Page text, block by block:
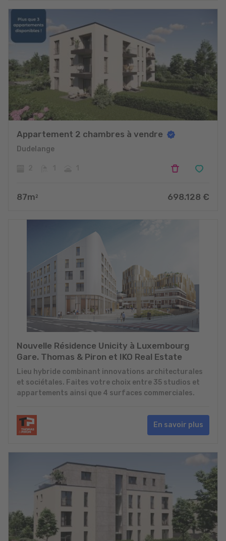
Appartement 2 chambres à vendre
Dudelange
87m 2 698.128 €
Nouvelle Résidence Unicity à Luxembourg
Gare. Thomas & Piron et IKO Real Estate
Lieu hybride combinant innovations architecturales
et sociétales. Faites votre choix entre 35 studios et
appartements ainsi que 4 surfaces commerciales.
En savoir plus